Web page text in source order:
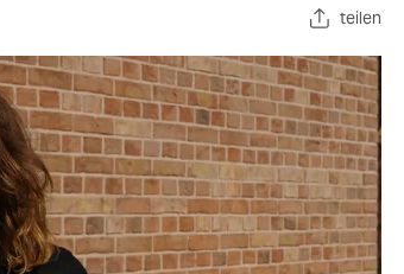
teilen